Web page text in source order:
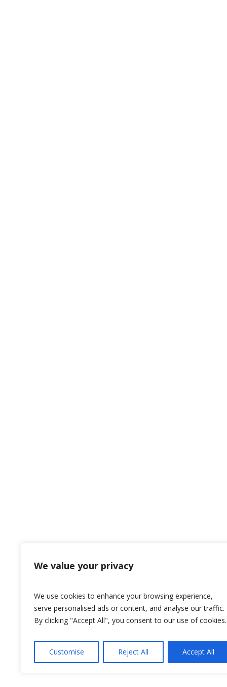
We value your privacy
We use cookies to enhance your browsing experience,
serve personalised ads or content, and analyse our traffic.
By clicking "Accept All", you consent to our use of cookies.
Customise Reject All Accept All